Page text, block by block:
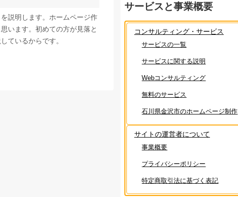
説明します。ホームページ作
います。初めての方が見落と
ているからです。
サービスと事業概要
コンサルティング・サービス
サービスの一覧
サービスに関する説明
Webコンサルティング
無料のサービス
石川県金沢市のホームページ制作
サイトの運営者について
事業概要
プライバシーポリシー
特定商取引法に基づく表記